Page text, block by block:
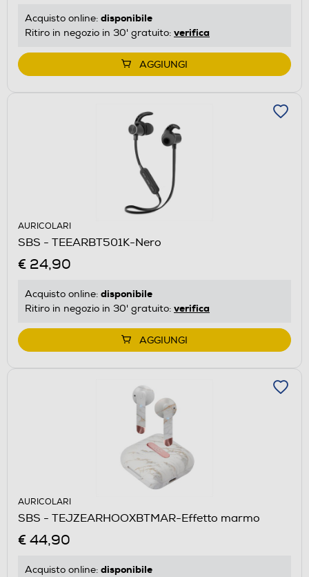
Acquisto online: disponibile
Ritiro in negozio in 30' gratuito: verifica
AGGIUNGI
AURICOLARI
SBS - TEEARBT501K-Nero
€ 24,90
Acquisto online: disponibile
Ritiro in negozio in 30' gratuito: verifica
AGGIUNGI
AURICOLARI
SBS - TEJZEARHOOXBTMAR-Effetto marmo
€ 44,90
Acquisto online: disponibile